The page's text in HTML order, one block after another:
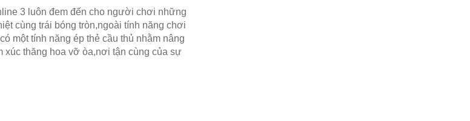
3 luôn đem đến cho người chơi những
cùng trái bóng tròn,ngoài tính năng chơi
một tính năng ép thẻ cầu thủ nhằm nâng
xúc thăng hoa vỡ òa,nơi tận cùng của sự